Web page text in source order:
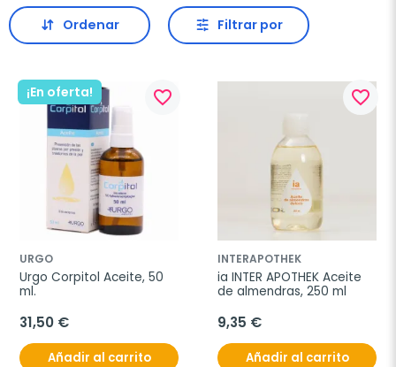
Ordenar Filtrar por
¡En oferta! favorite_border
URGO
Urgo Corpitol Aceite, 50
ml.
31,50 €
Añadir al carrito
favorite_border
INTERAPOTHEK
ia INTER APOTHEK Aceite
de almendras, 250 ml
9,35 €
Añadir al carrito